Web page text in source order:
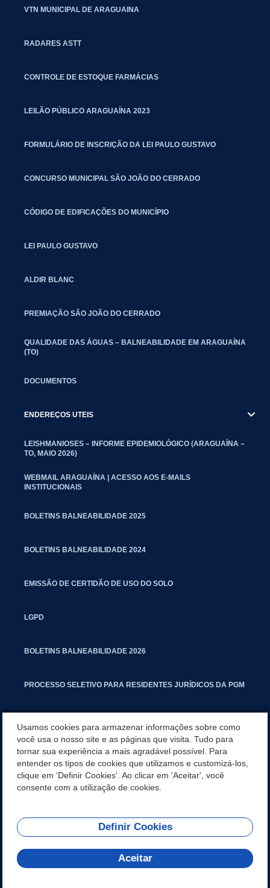
VTN MUNICIPAL DE ARAGUAINA
RADARES ASTT
CONTROLE DE ESTOQUE FARMÁCIAS
LEILÃO PÚBLICO ARAGUAÍNA 2023
FORMULÁRIO DE INSCRIÇÃO DA LEI PAULO GUSTAVO
CONCURSO MUNICIPAL SÃO JOÃO DO CERRADO
CÓDIGO DE EDIFICAÇÕES DO MUNICÍPIO
LEI PAULO GUSTAVO
ALDIR BLANC
PREMIAÇÃO SÃO JOÃO DO CERRADO
QUALIDADE DAS ÁGUAS – BALNEABILIDADE EM ARAGUAÍNA
(TO)
DOCUMENTOS
ENDEREÇOS UTEIS
LEISHMANIOSES – INFORME EPIDEMIOLÓGICO (ARAGUAÍNA –
TO, MAIO 2026)
WEBMAIL ARAGUAÍNA | ACESSO AOS E-MAILS
INSTITUCIONAIS
BOLETINS BALNEABILIDADE 2025
BOLETINS BALNEABILIDADE 2024
EMISSÃO DE CERTIDÃO DE USO DO SOLO
LGPD
BOLETINS BALNEABILIDADE 2026
PROCESSO SELETIVO PARA RESIDENTES JURÍDICOS DA PGM
MANUAL DE PROCEDIMENTOS IMOBILIÁRIOS SEINFRA
TURMINHA DO LAGO
REDES SOCIAIS
Usamos cookies para armazenar informações sobre como
você usa o nosso site e as páginas que visita. Tudo para
tornar sua experiência a mais agradável possível. Para
entender os tipos de cookies que utilizamos e customizá-los,
clique em 'Definir Cookies'. Ao clicar em 'Aceitar', você
consente com a utilização de cookies.
Definir Cookies
Aceitar